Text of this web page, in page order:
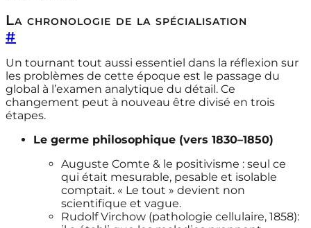
La chronologie de la spécialisation
#
Un tournant tout aussi essentiel dans la réflexion sur
les problèmes de cette époque est le passage du
global à l’examen analytique du détail. Ce
changement peut à nouveau être divisé en trois
étapes.
Le germe philosophique (vers 1830–1850)
Auguste Comte & le positivisme : seul ce
qui était mesurable, pesable et isolable
comptait. « Le tout » devient non
scientifique et vague.
Rudolf Virchow (pathologie cellulaire, 1858):